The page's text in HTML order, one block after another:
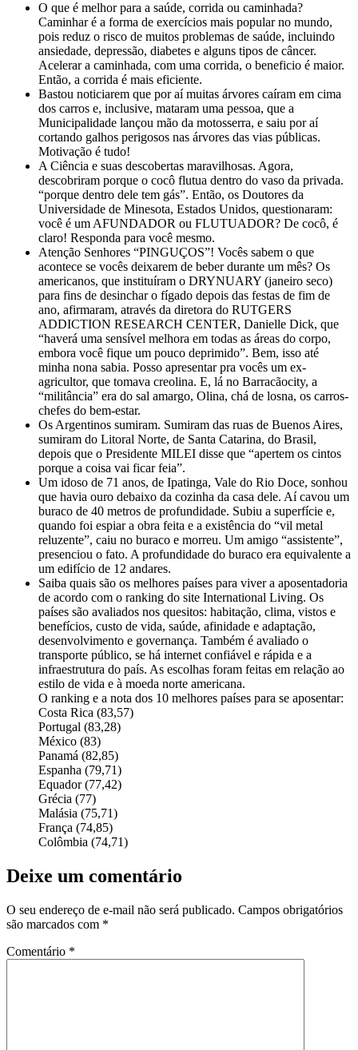
O que é melhor para a saúde, corrida ou caminhada?
Caminhar é a forma de exercícios mais popular no mundo,
pois reduz o risco de muitos problemas de saúde, incluindo
ansiedade, depressão, diabetes e alguns tipos de câncer.
Acelerar a caminhada, com uma corrida, o beneficio é maior.
Então, a corrida é mais eficiente.
Bastou noticiarem que por aí muitas árvores caíram em cima
dos carros e, inclusive, mataram uma pessoa, que a
Municipalidade lançou mão da motosserra, e saiu por aí
cortando galhos perigosos nas árvores das vias públicas.
Motivação é tudo!
A Ciência e suas descobertas maravilhosas. Agora,
descobriram porque o cocô flutua dentro do vaso da privada.
“porque dentro dele tem gás”. Então, os Doutores da
Universidade de Minesota, Estados Unidos, questionaram:
você é um AFUNDADOR ou FLUTUADOR? De cocô, é
claro! Responda para você mesmo.
Atenção Senhores “PINGUÇOS”! Vocês sabem o que
acontece se vocês deixarem de beber durante um mês? Os
americanos, que instituíram o DRYNUARY (janeiro seco)
para fins de desinchar o fígado depois das festas de fim de
ano, afirmaram, através da diretora do RUTGERS
ADDICTION RESEARCH CENTER, Danielle Dick, que
“haverá uma sensível melhora em todas as áreas do corpo,
embora você fique um pouco deprimido”. Bem, isso até
minha nona sabia. Posso apresentar pra vocês um ex-
agricultor, que tomava creolina. E, lá no Barracãocity, a
“militância” era do sal amargo, Olina, chá de losna, os carros-
chefes do bem-estar.
Os Argentinos sumiram. Sumiram das ruas de Buenos Aires,
sumiram do Litoral Norte, de Santa Catarina, do Brasil,
depois que o Presidente MILEI disse que “apertem os cintos
porque a coisa vai ficar feia”.
Um idoso de 71 anos, de Ipatinga, Vale do Rio Doce, sonhou
que havia ouro debaixo da cozinha da casa dele. Aí cavou um
buraco de 40 metros de profundidade. Subiu a superfície e,
quando foi espiar a obra feita e a existência do “vil metal
reluzente”, caiu no buraco e morreu. Um amigo “assistente”,
presenciou o fato. A profundidade do buraco era equivalente a
um edifício de 12 andares.
Saiba quais são os melhores países para viver a aposentadoria
de acordo com o ranking do site International Living. Os
países são avaliados nos quesitos: habitação, clima, vistos e
benefícios, custo de vida, saúde, afinidade e adaptação,
desenvolvimento e governança. Também é avaliado o
transporte público, se há internet confiável e rápida e a
infraestrutura do país. As escolhas foram feitas em relação ao
estilo de vida e à moeda norte americana.
O ranking e a nota dos 10 melhores países para se aposentar:
Costa Rica (83,57)
Portugal (83,28)
México (83)
Panamá (82,85)
Espanha (79,71)
Equador (77,42)
Grécia (77)
Malásia (75,71)
França (74,85)
Colômbia (74,71)
Deixe um comentário
O seu endereço de e-mail não será publicado. Campos obrigatórios
são marcados com *
Comentário *